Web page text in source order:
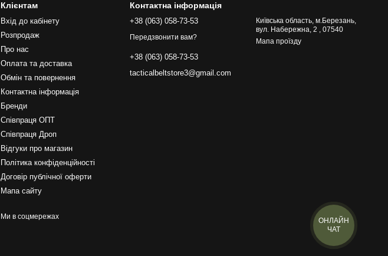
Клієнтам
Вхід до кабінету
Розпродаж
Про нас
Оплата та доставка
Обмін та повернення
Контактна інформація
Бренди
Співпраця ОПТ
Співпраця Дроп
Відгуки про магазин
Політика конфіденційності
Договір публічної оферти
Мапа сайту
Ми в соцмережах
Контактна інформація
+38 (063) 058-73-53
Передзвонити вам?
+38 (063) 058-73-53
tacticalbeltstore3@gmail.com
Київська область, м.Березань,
вул. Набережна, 2 , 07540
Мапа проїзду
ОНЛАЙН
ЧАТ